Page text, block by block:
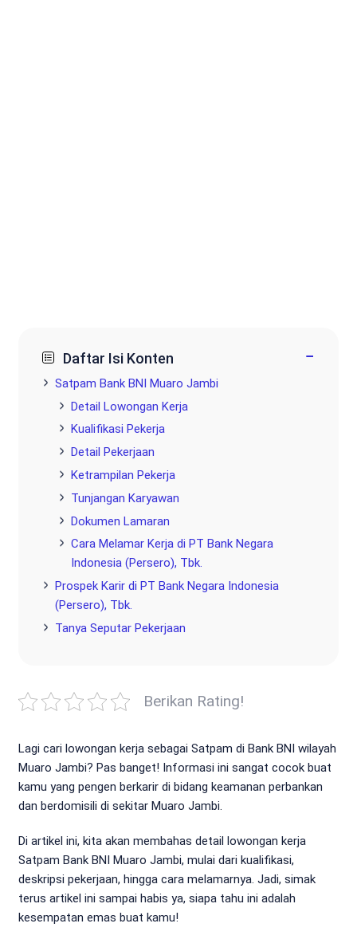
Daftar Isi Konten −
Satpam Bank BNI Muaro Jambi
Detail Lowongan Kerja
Kualifikasi Pekerja
Detail Pekerjaan
Ketrampilan Pekerja
Tunjangan Karyawan
Dokumen Lamaran
Cara Melamar Kerja di PT Bank Negara
Indonesia (Persero), Tbk.
Prospek Karir di PT Bank Negara Indonesia
(Persero), Tbk.
Tanya Seputar Pekerjaan
Berikan Rating!
Lagi cari lowongan kerja sebagai Satpam di Bank BNI wilayah
Muaro Jambi? Pas banget! Informasi ini sangat cocok buat
kamu yang pengen berkarir di bidang keamanan perbankan
dan berdomisili di sekitar Muaro Jambi.
Di artikel ini, kita akan membahas detail lowongan kerja
Satpam Bank BNI Muaro Jambi, mulai dari kualifikasi,
deskripsi pekerjaan, hingga cara melamarnya. Jadi, simak
terus artikel ini sampai habis ya, siapa tahu ini adalah
kesempatan emas buat kamu!